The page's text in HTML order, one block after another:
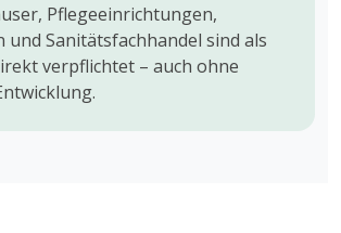
Pflegeeinrichtungen,
und Sanitätsfachhandel sind als
verpflichtet – auch ohne